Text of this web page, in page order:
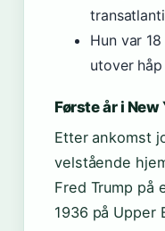
Hun var
utover
Første år i New
Etter ankomst
velstående
Fred Trump på
1936 på Upper